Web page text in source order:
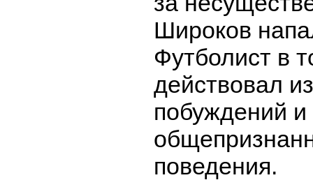
Широков
Футболист в
действовал
побуждений и
поведения.